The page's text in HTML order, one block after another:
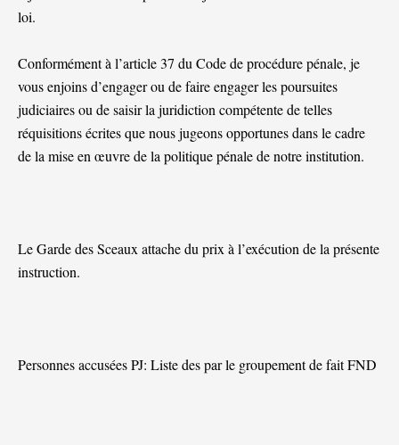
loi.
Conformément à l’article 37 du Code de procédure pénale, je
vous enjoins d’engager ou de faire engager les poursuites
judiciaires ou de saisir la juridiction compétente de telles
réquisitions écrites que nous jugeons opportunes dans le cadre
de la mise en œuvre de la politique pénale de notre institution.
Le Garde des Sceaux attache du prix à l’exécution de la présente
instruction.
Personnes accusées PJ: Liste des par le groupement de fait FND